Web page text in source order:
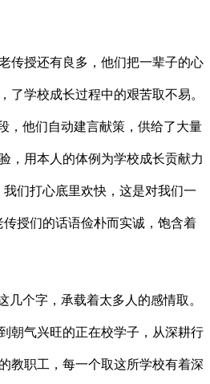
授还有良多，他们把一辈子的心
了学校成长过程中的艰苦取不易。
，他们自动建言献策，供给了大量
，用本人的体例为学校成长贡献力
们打心底里欢快，这是对我们一
授们的话语俭朴而实诚，饱含着
个字，承载着太多人的感情取。
朝气兴旺的正在校学子，从深耕行
教职工，每一个取这所学校有着深